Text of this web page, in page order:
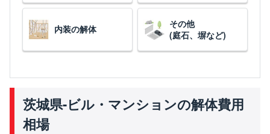
内装の解体
その他
(庭石、塀など)
茨城県-ビル・マンションの解体費用
相場